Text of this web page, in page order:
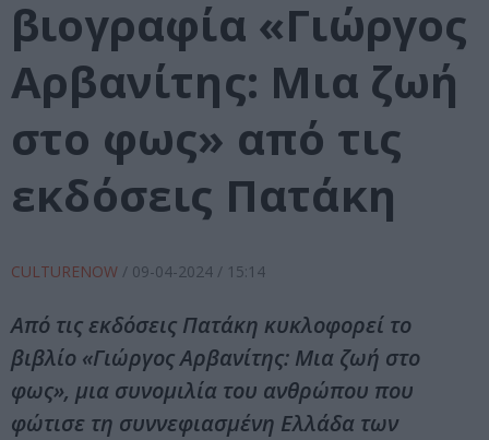
βιογραφία «Γιώργος
Αρβανίτης: Μια ζωή
στο φως» από τις
εκδόσεις Πατάκη
CULTURENOW / 09-04-2024 / 15:14
Από τις εκδόσεις Πατάκη κυκλοφορεί το
βιβλίο «Γιώργος Αρβανίτης: Μια ζωή στο
φως», μια συνομιλία του ανθρώπου που
φώτισε τη συννεφιασμένη Ελλάδα των